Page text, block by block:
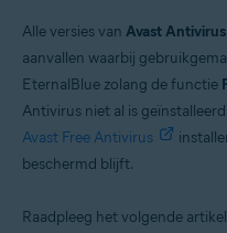
Alle versies van Avast Antivirus
aanvallen waarbij
EternalBlue zolang de functie
Antivirus niet al is
Avast Free Antivirus
beschermd blijft.
Raadpleeg het volgende